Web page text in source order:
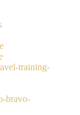
training-
bravo-